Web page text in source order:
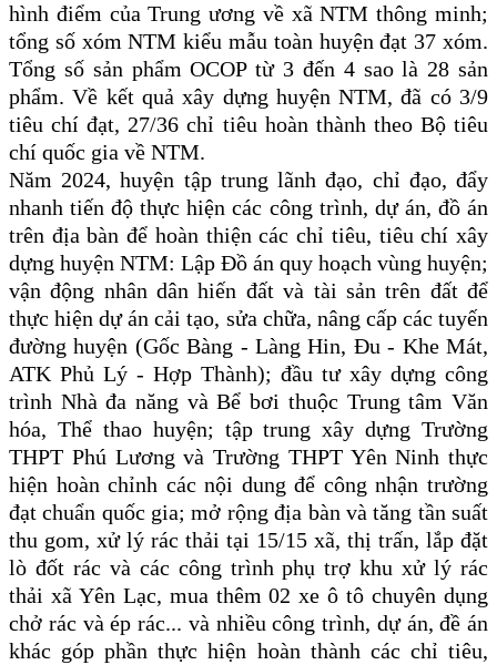
hình điểm của Trung ương về xã NTM thông minh;
tổng số xóm NTM kiểu mẫu toàn huyện đạt 37 xóm.
Tổng số sản phẩm OCOP từ 3 đến 4 sao là 28 sản
phẩm. Về kết quả xây dựng huyện NTM, đã có 3/9
tiêu chí đạt, 27/36 chỉ tiêu hoàn thành theo Bộ tiêu
chí quốc gia về NTM.
Năm 2024, huyện tập trung lãnh đạo, chỉ đạo, đẩy
nhanh tiến độ thực hiện các công trình, dự án, đồ án
trên địa bàn để hoàn thiện các chỉ tiêu, tiêu chí xây
dựng huyện NTM: Lập Đồ án quy hoạch vùng huyện;
vận động nhân dân hiến đất và tài sản trên đất để
thực hiện dự án cải tạo, sửa chữa, nâng cấp các tuyến
đường huyện (Gốc Bàng - Làng Hin, Đu - Khe Mát,
ATK Phủ Lý - Hợp Thành); đầu tư xây dựng công
trình Nhà đa năng và Bể bơi thuộc Trung tâm Văn
hóa, Thể thao huyện; tập trung xây dựng Trường
THPT Phú Lương và Trường THPT Yên Ninh thực
hiện hoàn chỉnh các nội dung để công nhận trường
đạt chuẩn quốc gia; mở rộng địa bàn và tăng tần suất
thu gom, xử lý rác thải tại 15/15 xã, thị trấn, lắp đặt
lò đốt rác và các công trình phụ trợ khu xử lý rác
thải xã Yên Lạc, mua thêm 02 xe ô tô chuyên dụng
chở rác và ép rác... và nhiều công trình, dự án, đề án
khác góp phần thực hiện hoàn thành các chỉ tiêu,